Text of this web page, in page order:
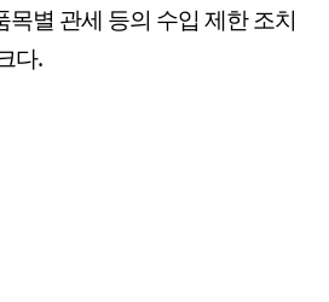
별 관세 등의 수입 제한 조치
다.